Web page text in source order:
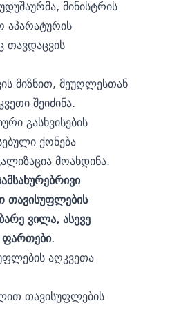
მინისტრის
აპარატურის
თავდაცვის
მიზნით, მეუღლესთან
შეიძინა.
გასხვისების
ქონება
მოახდინა.
თავისუფლების
ვილა, ასევე
ფართები.
აღკვეთა
თავისუფლების